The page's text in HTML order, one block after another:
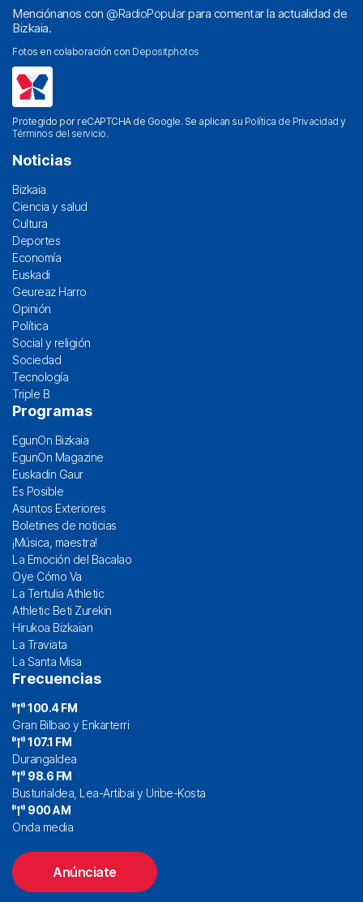
Menciónanos con @RadioPopularpara comentar la actualidad de
Bizkaia.
Fotos en colaboración con Depositphotos
Protegido por reCAPTCHA de Google. Se aplican su Política de Privacidad y
Términos del servicio.
Noticias
Bizkaia
Ciencia y salud
Cultura
Deportes
Economía
Euskadi
Geureaz Harro
Opinión
Política
Social y religión
Sociedad
Tecnología
Triple B
Programas
EgunOn Bizkaia
EgunOn Magazine
Euskadin Gaur
Es Posible
Asuntos Exteriores
Boletines de noticias
¡Música, maestra!
La Emoción del Bacalao
Oye Cómo Va
La Tertulia Athletic
Athletic Beti Zurekin
Hirukoa Bizkaian
La Traviata
La Santa Misa
Frecuencias
100.4 FM
Gran Bilbao y Enkarterri
107.1 FM
Durangaldea
98.6 FM
Busturialdea, Lea-Artibai y Uribe-Kosta
900 AM
Onda media
Anúnciate